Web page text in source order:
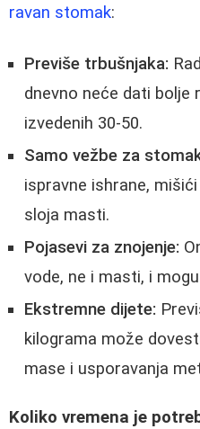
ravan stomak:
Previše trbušnjaka:
dnevno neće dati
izvedenih 30-50.
Samo vežbe za
ispravne ishrane,
sloja masti.
Pojasevi za znojenje:
vode, ne i masti, i
Ekstremne dijete:
kilograma može
mase i usporavanja
Koliko vremena je